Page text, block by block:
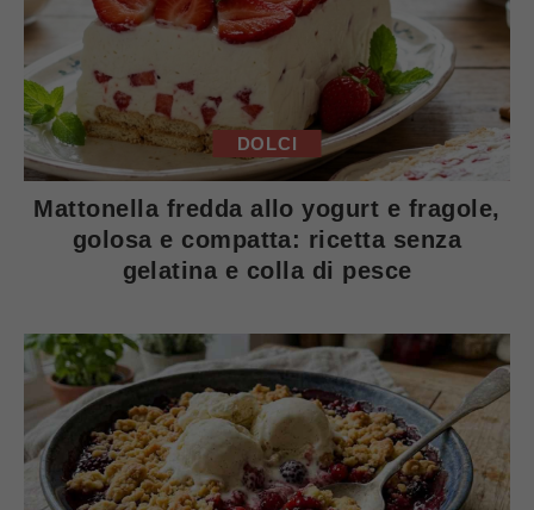
DOLCI
Mattonella fredda allo yogurt e fragole,
golosa e compatta: ricetta senza
gelatina e colla di pesce